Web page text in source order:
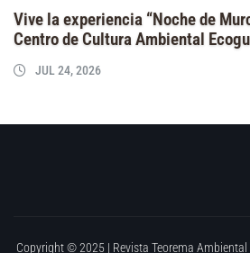
Vive la experiencia “Noche de
Centro de Cultura Ambiental
JUL 24, 2026
Copyright © 2025 | Revista Teorema Ambiental